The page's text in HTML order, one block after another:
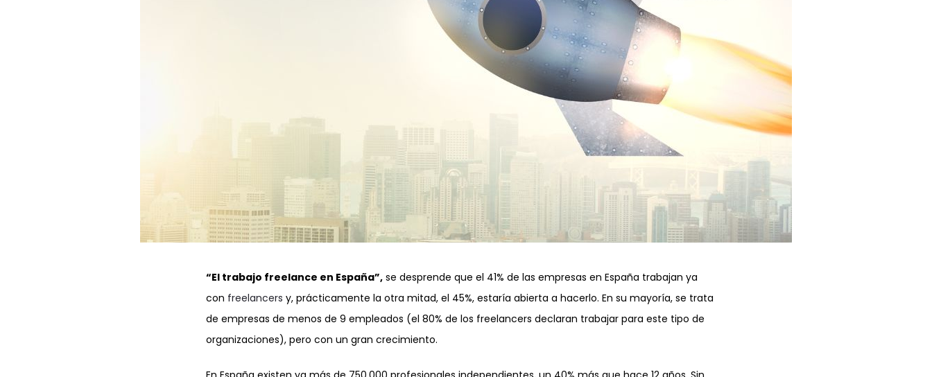
“El trabajo freelance en España”, se desprende que el 41% de las empresas en España trabajan ya
con freelancers y, prácticamente la otra mitad, el 45%, estaría abierta a hacerlo. En su mayoría, se trata
de empresas de menos de 9 empleados (el 80% de los freelancers declaran trabajar para este tipo de
organizaciones), pero con un gran crecimiento.